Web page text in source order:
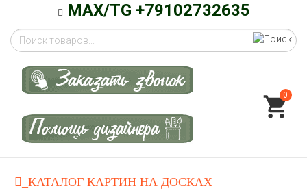
MAX/TG +79102732635
0